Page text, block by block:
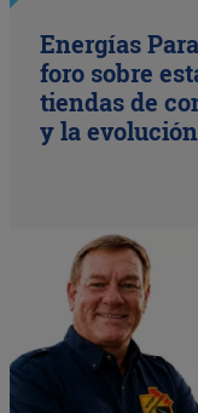
Energías
foro sobre
tiendas de
y la